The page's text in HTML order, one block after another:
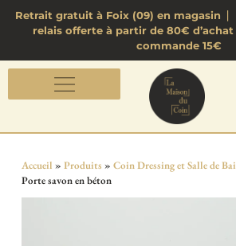
Retrait gratuit à Foix (09) en magasin
relais offerte à partir de 80€
commande 15€
Accueil » Produits » Coin Dressing et Salle de
Porte savon en béton